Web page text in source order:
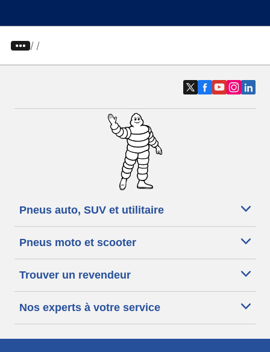
/
Pneus auto, SUV et utilitaire
Pneus moto et scooter
Trouver un revendeur
Nos experts à votre service